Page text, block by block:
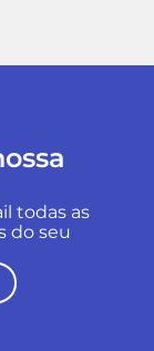
todas as
do seu